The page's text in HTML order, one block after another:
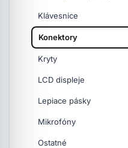
Klávesnice
Konektory
Kryty
LCD displeje
Lepiace pásky
Mikrofóny
Ostatné